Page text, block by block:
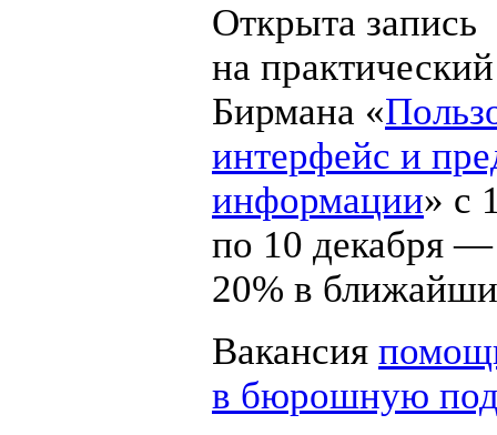
Открыта запись
на
Бирмана «
интерфейс и
информации» с
по 10 декабря —
20% в
Вакансия
в бюрошную